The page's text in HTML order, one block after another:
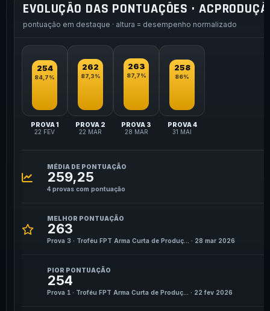
EVOLUÇÃO DAS PONTUAÇÕES ·
pontuação em destaque · altura = desempenho normalizado
254
84,7%
PROVA 1
22 FEV
262
87,3%
PROVA 2
22 MAR
263
87,7%
PROVA 3
28 MAR
258
86%
PROVA 4
31 MAI
MÉDIA DE PONTUAÇÃO
259,25
4 provas com pontuação
MELHOR PONTUAÇÃO
263
Prova 3 · Troféu FPT Arma Curta de Produç... · 28 mar 2026
PIOR PONTUAÇÃO
254
Prova 1 · Troféu FPT Arma Curta de Produç... · 22 fev 2026